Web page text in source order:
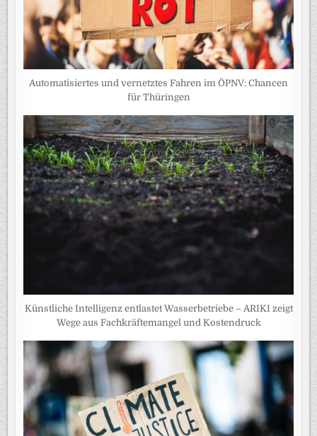
Automatisiertes und vernetztes Fahren im ÖPNV: Chancen
für Thüringen
Künstliche Intelligenz entlastet Wasserbetriebe – ARIKI zeigt
Wege aus Fachkräftemangel und Kostendruck